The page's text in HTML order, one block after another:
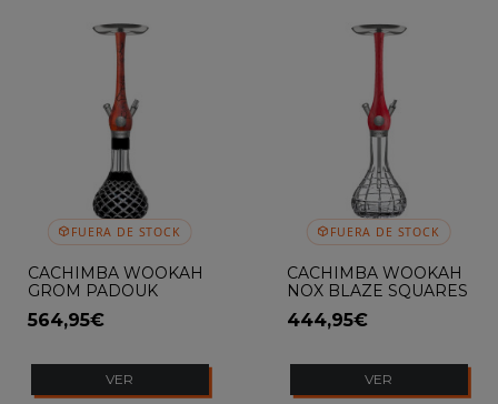
FUERA DE STOCK
CACHIMBA WOOKAH
GROM PADOUK
CHECK BROWN
564,95€
VER
FUERA DE STOCK
CACHIMBA WOOKAH
NOX BLAZE SQUARES
444,95€
VER